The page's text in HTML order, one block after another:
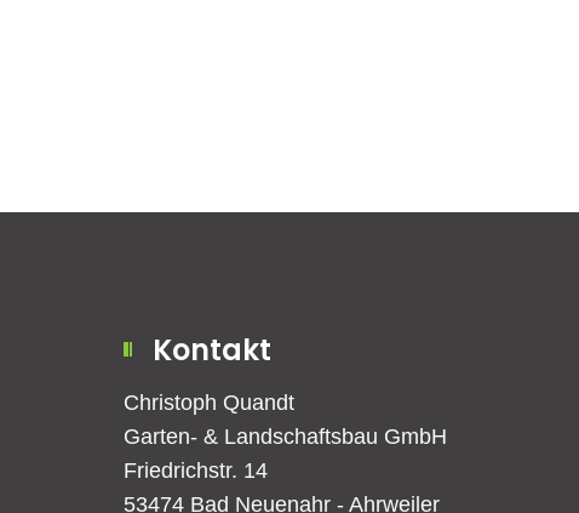
Kontakt
Christoph Quandt
Garten- & Landschaftsbau GmbH
Friedrichstr. 14
53474 Bad Neuenahr - Ahrweiler